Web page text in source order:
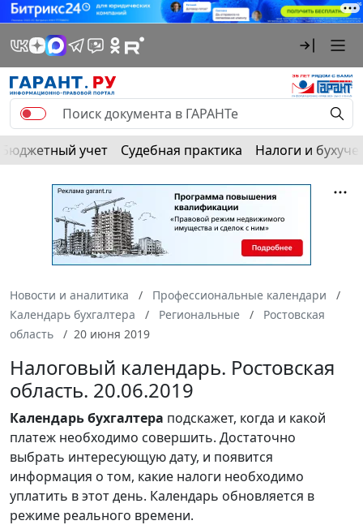
Бюджетный учет Судебная практика Налоги и
Новости и аналитика
Профессиональные календари
Календарь бухгалтера
Региональные
Ростовская
область
20 июня 2019
Налоговый календарь. Ростовская
область. 20.06.2019
Календарьбухгалтера подскажет, когда и какой
платеж необходимо совершить. Достаточно
выбрать интересующую дату, и появится
информация о том, какие налоги необходимо
уплатить в этот день. Календарь обновляется в
режиме реального времени.